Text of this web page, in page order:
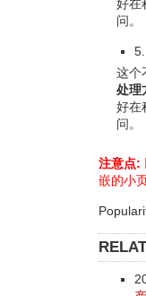
好在
问。
这个
处理
好在
问。
注意点:
嵌的小